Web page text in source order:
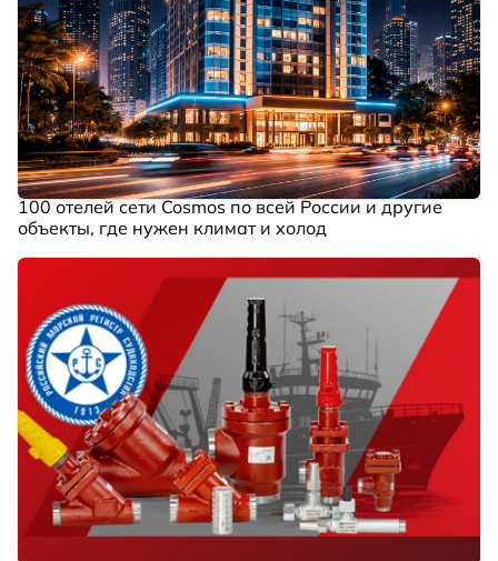
100 отелей сети Cosmos по всей России и другие
объекты, где нужен климат и холод